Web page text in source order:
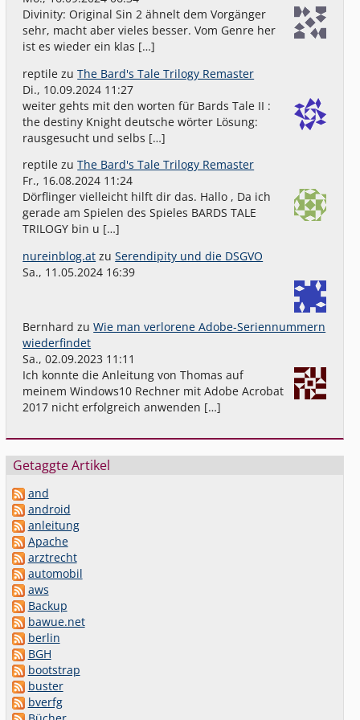
Divinity: Original Sin 2 ähnelt dem Vorgänger
sehr, macht aber vieles besser. Vom Genre her
ist es wieder ein klas […]
reptile zuThe Bard's Tale Trilogy Remaster
Di., 10.09.2024 11:27
weiter gehts mit den worten für Bards Tale II :
the destiny Knight deutsche wörter Lösung:
rausgesucht und selbs […]
reptile zuThe Bard's Tale Trilogy Remaster
Fr., 16.08.2024 11:24
Dörflinger vielleicht hilft dir das. Hallo , Da ich
gerade am Spielen des Spieles BARDS TALE
TRILOGY bin u […]
nureinblog.at zuSerendipity und die DSGVO
Sa., 11.05.2024 16:39
Bernhard zuWie man verlorene Adobe-Seriennummern
wiederfindet
Sa., 02.09.2023 11:11
Ich konnte die Anleitung von Thomas auf
meinem Windows10 Rechner mit Adobe Acrobat
2017 nicht erfolgreich anwenden […]
Getaggte Artikel
and
android
anleitung
Apache
arztrecht
automobil
aws
Backup
bawue.net
berlin
BGH
bootstrap
buster
bverfg